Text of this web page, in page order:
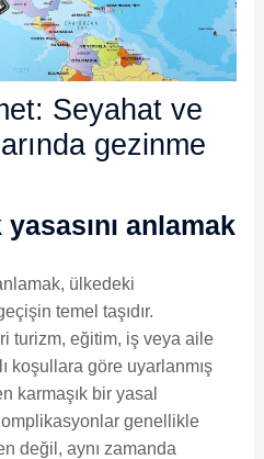
Seyahat ve
gezinme
anlamak
ülkedeki
temel taşıdır.
turizm, eğitim, iş veya aile
koşullara göre uyarlanmış
karmaşık bir yasal
genellikle
değil, aynı zamanda